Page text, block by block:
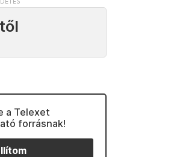
a Telexet
forrásnak!